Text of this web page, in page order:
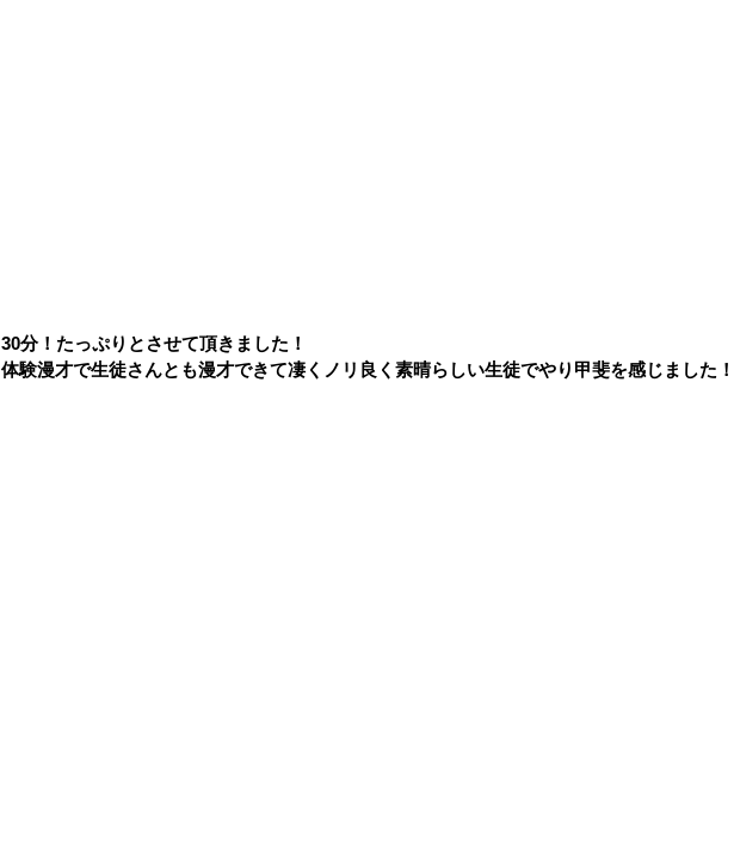
30分！たっぷりとさせて頂きました！
体験漫才で生徒さんとも漫才できて凄くノリ良く素晴らしい生徒でやり甲斐を感じました